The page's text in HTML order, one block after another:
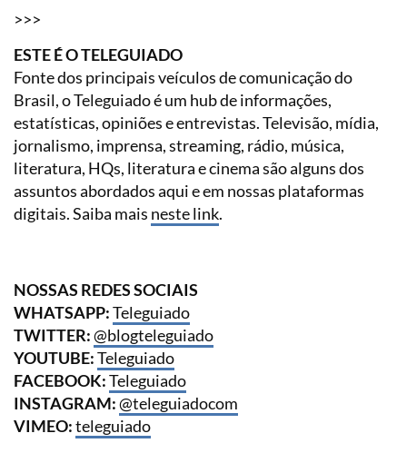
>>>
ESTE É O TELEGUIADO
Fonte dos principais veículos de comunicação do
Brasil, o Teleguiado é um hub de informações,
estatísticas, opiniões e entrevistas. Televisão, mídia,
jornalismo, imprensa, streaming, rádio, música,
literatura, HQs, literatura e cinema são alguns dos
assuntos abordados aqui e em nossas plataformas
digitais. Saiba mais neste link.
NOSSAS REDES SOCIAIS
WHATSAPP:Teleguiado
TWITTER:@blogteleguiado
YOUTUBE:Teleguiado
FACEBOOK:Teleguiado
INSTAGRAM:@teleguiadocom
VIMEO:teleguiado